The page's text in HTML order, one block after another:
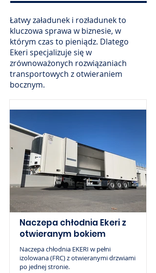
Łatwy załadunek i rozładunek to
kluczowa sprawa w biznesie, w
którym czas to pieniądz. Dlatego
Ekeri specjalizuje się w
zrównoważonych rozwiązaniach
transportowych z otwieraniem
bocznym.
Naczepa chłodnia Ekeri z
otwieranym bokiem
Naczepa chłodnia EKERI w pełni
izolowana (FRC) z otwieranymi drzwiami
po jednej stronie.